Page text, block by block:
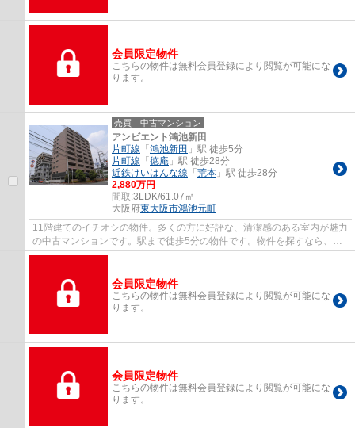
会員限定物件
こちらの物件は無料会員登録により閲覧が可能にな
ります。
売買｜中古マンション
アンビエント鴻池新田
片町線 「 鴻池新田 」駅 徒歩5分
片町線 「 徳庵 」駅 徒歩28分
近鉄けいはんな線 「 荒本 」駅 徒歩28分
2,880万円
間取:3LDK/61.07㎡
大阪府東大阪市鴻池元町
11階建てのイチオシの物件。多くの方に好評な、清潔感のある室内が魅力
の中古マンションです。駅まで徒歩5分の物件です。物件を探すなら、ご
自身のライフスタイルに適した物件をお求め...
会員限定物件
こちらの物件は無料会員登録により閲覧が可能にな
ります。
会員限定物件
こちらの物件は無料会員登録により閲覧が可能にな
ります。